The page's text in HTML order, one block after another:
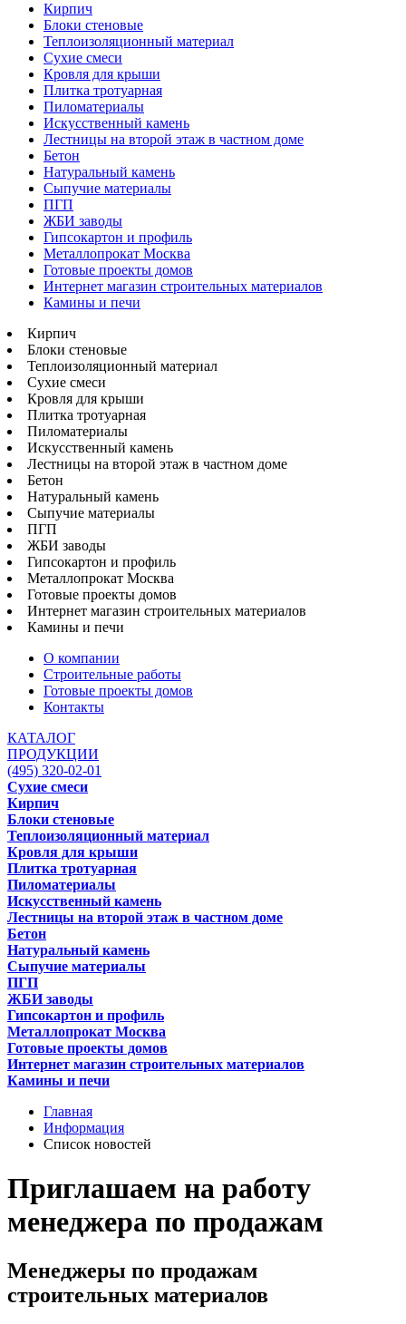
Кирпич
Блоки стеновые
Теплоизоляционный материал
Сухие смеси
Кровля для крыши
Плитка тротуарная
Пиломатериалы
Искусственный камень
Лестницы на второй этаж в частном доме
Бетон
Натуральный камень
Сыпучие материалы
ПГП
ЖБИ заводы
Гипсокартон и профиль
Металлопрокат Москва
Готовые проекты домов
Интернет магазин строительных материалов
Камины и печи
Кирпич
Блоки стеновые
Теплоизоляционный материал
Сухие смеси
Кровля для крыши
Плитка тротуарная
Пиломатериалы
Искусственный камень
Лестницы на второй этаж в частном доме
Бетон
Натуральный камень
Сыпучие материалы
ПГП
ЖБИ заводы
Гипсокартон и профиль
Металлопрокат Москва
Готовые проекты домов
Интернет магазин строительных материалов
Камины и печи
О компании
Строительные работы
Готовые проекты домов
Контакты
КАТАЛОГ
ПРОДУКЦИИ
(495) 320-02-01
Сухие смеси
Кирпич
Блоки стеновые
Теплоизоляционный материал
Кровля для крыши
Плитка тротуарная
Пиломатериалы
Искусственный камень
Лестницы на второй этаж в частном доме
Бетон
Натуральный камень
Сыпучие материалы
ПГП
ЖБИ заводы
Гипсокартон и профиль
Металлопрокат Москва
Готовые проекты домов
Интернет магазин строительных материалов
Камины и печи
Главная
Информация
Список новостей
Приглашаем на работу
менеджера по продажам
Менеджеры по продажам
строительных материалов